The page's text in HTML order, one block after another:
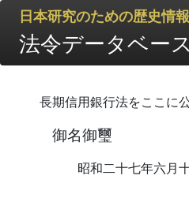
日本研究のための歴史情報
法令データベース
長期信用銀行法をここに公
御名御璽
昭和二十七年六月